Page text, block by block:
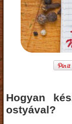
Hogyan
ostyával?